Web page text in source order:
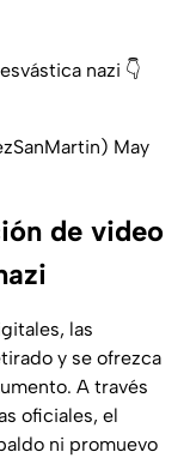
nazi 👇
May
de video
las
y se ofrezca
A través
oficiales, el
ni promuevo